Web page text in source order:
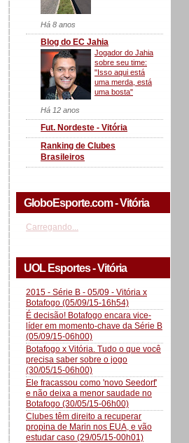
Há 8 anos
Blog do EC Jahia
Jogador do Jahia
sobre seu time:
"Isso aqui está
uma merda, está
uma bosta"
Há 12 anos
Fut. Nordeste - Vitória
Ranking de Clubes
Brasileiros
GloboEsporte.com - Vitória
Carregando...
UOL Esportes - Vitória
2015 - Série B - 05/09 - Vitória x
Botafogo (05/09/15-16h54)
É decisão! Botafogo encara vice-
líder em momento-chave da Série B
(05/09/15-06h00)
Botafogo x Vitória. Tudo o que você
precisa saber sobre o jogo
(30/05/15-06h00)
Ele fracassou como 'novo Seedorf'
e não deixa a menor saudade no
Botafogo (30/05/15-06h00)
Clubes têm direito a recuperar
propina de Marin nos EUA, e vão
estudar caso (29/05/15-00h01)